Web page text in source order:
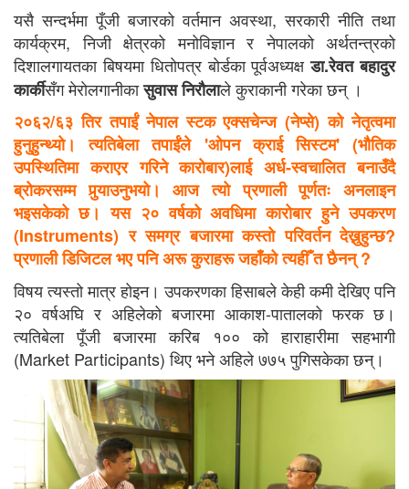
यसै सन्दर्भमा पूँजी बजारको वर्तमान अवस्था, सरकारी नीति तथा
कार्यक्रम, निजी क्षेत्रको मनोविज्ञान र नेपालको अर्थतन्त्रको
दिशालगायतका बिषयमा धिताेपत्र बाेर्डका पूर्वअध्यक्षडा.रेवत बहादुर
कार्कीसँग मेराेलगानीकासुवास निराैलाले कुराकानी गरेका छन् ।
२०६२/६३ तिर तपाईं नेपाल स्टक एक्सचेन्ज (नेप्से) को नेतृत्वमा
हुनुहुन्थ्यो। त्यतिबेला तपाईंले 'ओपन क्राई सिस्टम' (भौतिक
उपस्थितिमा कराएर गरिने कारोबार)लाई अर्ध-स्वचालित बनाउँदै
ब्रोकरसम्म पुर्‍याउनुभयो। आज त्यो प्रणाली पूर्णतः अनलाइन
भइसकेको छ। यस २० वर्षको अवधिमा कारोबार हुने उपकरण
(Instruments) र समग्र बजारमा कस्तो परिवर्तन देख्नुहुन्छ?
प्रणाली डिजिटल भए पनि अरू कुराहरू जहाँको त्यहीँ त छैनन् ?
विषय त्यस्तो मात्र होइन। उपकरणका हिसाबले केही कमी देखिए पनि
२० वर्षअघि र अहिलेको बजारमा आकाश-पातालको फरक छ।
त्यतिबेला पूँजी बजारमा करिब १०० को हाराहारीमा सहभागी
(Market Participants) थिए भने अहिले ७७५ पुगिसकेका छन्।